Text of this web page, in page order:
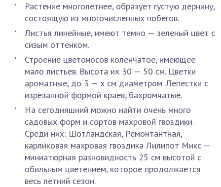
Растение многолетнее, образует густую дернину,
состоящую из многочисленных побегов.
Листья линейные, имеют темно — зеленый цвет с
сизым оттенком.
Строение цветоносов коленчатое, имеющее
мало листьев. Высота их 30 — 50 см. Цветки
ароматные, до 3 — х см диаметром. Лепестки с
изрезанной формой краев, бахромчатые.
На сегодняшний можно найти очень много
садовых форм и сортов махровой гвоздики.
Среди них: Шотландская, Ремонтантная,
карликовая махровая гвоздика Лилипот Микс —
миниатюрная разновидность 25 см высотой с
обильным цветением, которое продолжается
весь летний сезон.